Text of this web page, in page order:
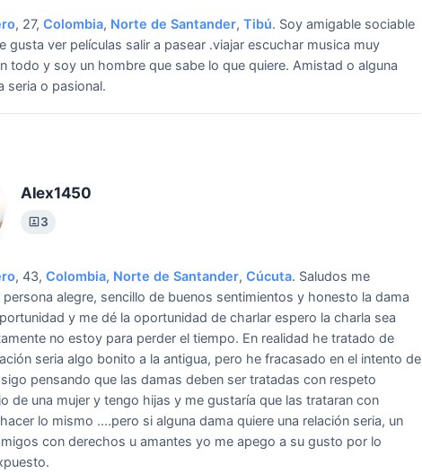
, 27, Colombia, Norte de Santander, Tibú. Soy amigable sociable
gusta ver películas salir a pasear .viajar escuchar musica muy
todo y soy un hombre que sabe lo que quiere. Amistad o alguna
seria o pasional.
Alex1450
3
, 43, Colombia, Norte de Santander, Cúcuta. Saludos me
alegre, sencillo de buenos sentimientos y honesto la dama
y me dé la oportunidad de charlar espero la charla sea
no estoy para perder el tiempo. En realidad he tratado de
seria algo bonito a la antigua, pero he fracasado en el intento de
pensando que las damas deben ser tratadas con respeto
de una mujer y tengo hijas y me gustaría que las trataran con
lo mismo ....pero si alguna dama quiere una relación seria, un
con derechos u amantes yo me apego a su gusto por lo